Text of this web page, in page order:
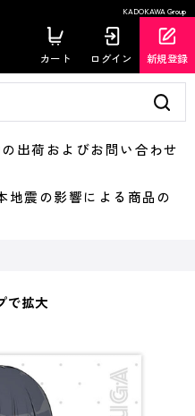
KADOKAWA Group
カート ログイン 新規登録
荷およびお問い合わせ
震の影響による商品の
で拡大